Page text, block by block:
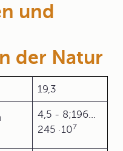
und
der Natur
19,3
4,5 - 8;196...
245 ·107